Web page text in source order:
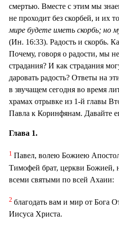
смертью. Вместе с этим мы
не проходит без скорбей, и их
мире будете иметь скорбь; но
(Ин. 16:33). Радость и скорбь.
Почему, говоря о радости, мы
страдания? И как страдания
даровать радость? Ответы на
в звучащем сегодня во время
храмах отрывке из 1-й главы
Павла к Коринфянам. Давайте
Глава 1.
1 Павел, волею Божиею
Тимофей брат, церкви Божией,
всеми святыми по всей Ахаии:
2 благодать вам и мир от Бога
Иисуса Христа.